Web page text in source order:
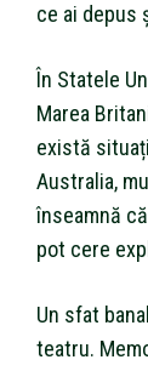
ce ai depus
În Statele
Marea
există
Australia,
înseamnă
pot cere
Un sfat
teatru.